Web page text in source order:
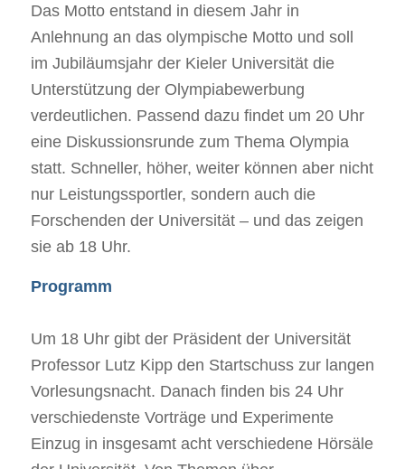
Das Motto entstand in diesem Jahr in
Anlehnung an das olympische Motto und soll
im Jubiläumsjahr der Kieler Universität die
Unterstützung der Olympiabewerbung
verdeutlichen. Passend dazu findet um 20 Uhr
eine Diskussionsrunde zum Thema Olympia
statt. Schneller, höher, weiter können aber nicht
nur Leistungssportler, sondern auch die
Forschenden der Universität – und das zeigen
sie ab 18 Uhr.
Programm
Um 18 Uhr gibt der Präsident der Universität
Professor Lutz Kipp den Startschuss zur langen
Vorlesungsnacht. Danach finden bis 24 Uhr
verschiedenste Vorträge und Experimente
Einzug in insgesamt acht verschiedene Hörsäle